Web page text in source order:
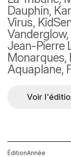
Dauphin,
Virus,
Jean-Pierre
Monarques,
Aquaplane,
Voir
ÉditionAnnée